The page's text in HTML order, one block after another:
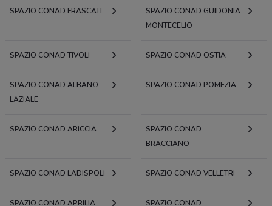
SPAZIO CONAD FRASCATI
SPAZIO CONAD GUIDONIA
MONTECELIO
SPAZIO CONAD TIVOLI SPAZIO CONAD OSTIA
SPAZIO CONAD ALBANO
LAZIALE
SPAZIO CONAD POMEZIA
SPAZIO CONAD ARICCIA
SPAZIO CONAD
BRACCIANO
SPAZIO CONAD LADISPOLI SPAZIO CONAD VELLETRI
SPAZIO CONAD APRILIA
SPAZIO CONAD